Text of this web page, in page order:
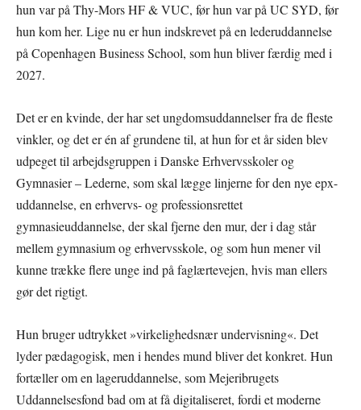
hun var på Thy-Mors HF & VUC, før hun var på UC SYD, før
hun kom her. Lige nu er hun indskrevet på en lederuddannelse
på Copenhagen Business School, som hun bliver færdig med i
2027.
Det er en kvinde, der har set ungdomsuddannelser fra de fleste
vinkler, og det er én af grundene til, at hun for et år siden blev
udpeget til arbejdsgruppen i Danske Erhvervsskoler og
Gymnasier – Lederne, som skal lægge linjerne for den nye epx-
uddannelse, en erhvervs- og professionsrettet
gymnasieuddannelse, der skal fjerne den mur, der i dag står
mellem gymnasium og erhvervsskole, og som hun mener vil
kunne trække flere unge ind på faglærtevejen, hvis man ellers
gør det rigtigt.
Hun bruger udtrykket »virkelighedsnær undervisning«. Det
lyder pædagogisk, men i hendes mund bliver det konkret. Hun
fortæller om en lageruddannelse, som Mejeribrugets
Uddannelsesfond bad om at få digitaliseret, fordi et moderne